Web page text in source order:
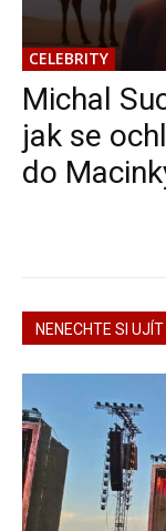
CELEBRITY
Michal
jak se
do
NENECHTE SI UJÍT